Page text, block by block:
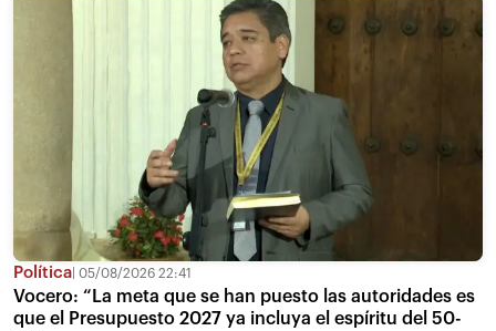
Política 05/08/2026 22:41
Vocero: “La meta que se han puesto las autoridades es
que el Presupuesto 2027 ya incluya el espíritu del 50-